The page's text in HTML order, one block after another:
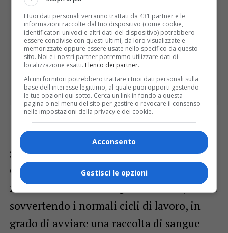
“Questa maratona è l’esercitazione
generale in caso di calamità e altre
emergenze – ha detto Barillari – siamo
riusciti a creare una organizzazione, anche
sovvertendo i normali cicli di lavoro, in
grado di avviare una raccolta di sangue
I tuoi dati personali verranno trattati da 431 partner e le
informazioni raccolte dal tuo dispositivo (come cookie,
identificatori univoci e altri dati del dispositivo) potrebbero
essere condivise con questi ultimi, da loro visualizzate e
memorizzate oppure essere usate nello specifico da questo
sito. Noi e i nostri partner potremmo utilizzare dati di
localizzazione esatti. Elenco dei partner.
Alcuni fornitori potrebbero trattare i tuoi dati personali sulla
base dell'interesse legittimo, al quale puoi opporti gestendo
le tue opzioni qui sotto. Cerca un link in fondo a questa
pagina o nel menu del sito per gestire o revocare il consenso
nelle impostazioni della privacy e dei cookie.
Acconsento
Gestisci le opzioni